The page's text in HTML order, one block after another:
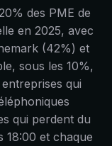
des PME de
en 2025, avec
(42%) et
sous les 10%,
qui
qui perdent du
18:00 et chaque